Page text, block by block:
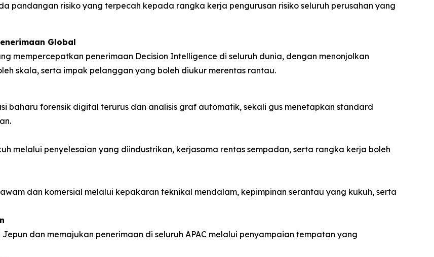
pandangan risiko yang terpecah kepada rangka kerja pengurusan risiko seluruh perusahan yang
Global
mempercepatkan penerimaan Decision Intelligence di seluruh dunia, dengan menonjolkan
skala, serta impak pelanggan yang boleh diukur merentas rantau.
baharu forensik digital terurus dan analisis graf automatik, sekali gus menetapkan standard
melalui penyelesaian yang diindustrikan, kerjasama rentas sempadan, serta rangka kerja boleh
dan komersial melalui kepakaran teknikal mendalam, kepimpinan serantau yang kukuh, serta
dan memajukan penerimaan di seluruh APAC melalui penyampaian tempatan yang